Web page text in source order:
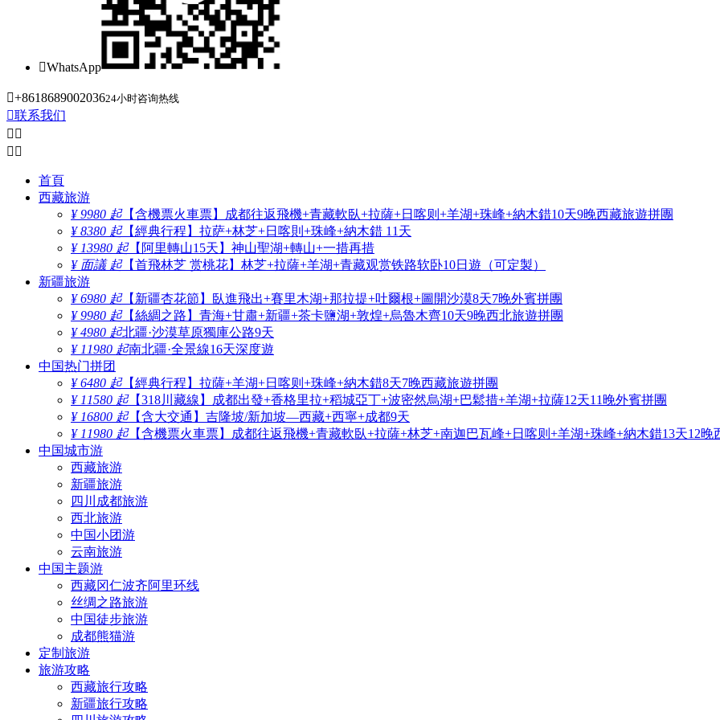
WhatsApp
+861868900203624小时咨询热线
联系我们
 
 
首頁
西藏旅游
¥ 9980 起【含機票火車票】成都往返飛機+青藏軟臥+拉薩+日喀则+羊湖+珠峰+納木錯10天9晚西藏旅遊拼團
¥ 8380 起【經典行程】拉萨+林芝+日喀則+珠峰+納木錯 11天
¥ 13980 起【阿里轉山15天】神山聖湖+轉山+一措再措
¥ 面議 起【首飛林芝 赏桃花】林芝+拉薩+羊湖+青藏观赏铁路软卧10日遊（可定製）
新疆旅游
¥ 6980 起【新疆杏花節】臥進飛出+賽里木湖+那拉提+吐爾根+圖開沙漠8天7晚外賓拼團
¥ 9980 起【絲綢之路】青海+甘肅+新疆+茶卡鹽湖+敦煌+烏魯木齊10天9晚西北旅遊拼團
¥ 4980 起北疆·沙漠草原獨庫公路9天
¥ 11980 起南北疆·全景線16天深度遊
中国热门拼团
¥ 6480 起【經典行程】拉薩+羊湖+日喀则+珠峰+納木錯8天7晚西藏旅遊拼團
¥ 11580 起【318川藏線】成都出發+香格里拉+稻城亞丁+波密然烏湖+巴鬆措+羊湖+拉薩12天11晚外賓拼團
¥ 16800 起【含大交通】吉隆坡/新加坡—西藏+西寧+成都9天
¥ 11980 起【含機票火車票】成都往返飛機+青藏軟臥+拉薩+林芝+南迦巴瓦峰+日喀则+羊湖+珠峰+納木錯13天12晚
中国城市游
西藏旅游
新疆旅游
四川成都旅游
西北旅游
中国小团游
云南旅游
中国主题游
西藏冈仁波齐阿里环线
丝绸之路旅游
中国徒步旅游
成都熊猫游
定制旅游
旅游攻略
西藏旅行攻略
新疆旅行攻略